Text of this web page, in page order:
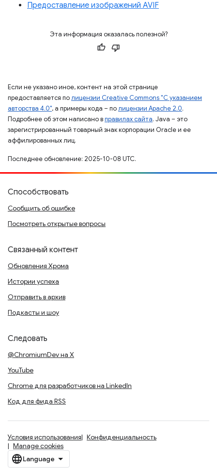
Предоставление изображений AVIF
Эта информация оказалась полезной?
Если не указано иное, контент на этой странице
предоставляется полицензии Creative Commons "С указанием
авторства 4.0", а примеры кода – полицензии Apache 2.0.
Подробнее об этом написано вправилах сайта. Java – это
зарегистрированный товарный знак корпорации Oracle и ее
аффилированных лиц.
Последнее обновление: 2025-10-08 UTC.
Способствовать
Сообщить об ошибке
Посмотреть открытые вопросы
Связанный контент
Обновления Хрома
Истории успеха
Отправить в архив
Подкасты и шоу
Следовать
@ChromiumDev на X
YouTube
Chrome для разработчиков на LinkedIn
Код для фида RSS
Условия использования
Конфиденциальность
Manage cookies